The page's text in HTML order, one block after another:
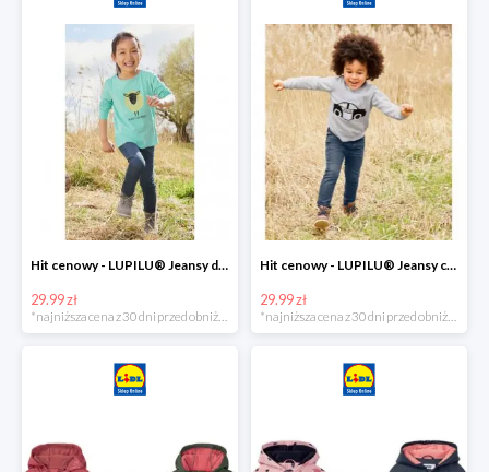
Hit cenowy - LUPILU® Jeansy dziewczęce slim fit
29.99 zł
Hit cenowy - LUPILU® Jeansy chłopięce slim fit
29.99 zł